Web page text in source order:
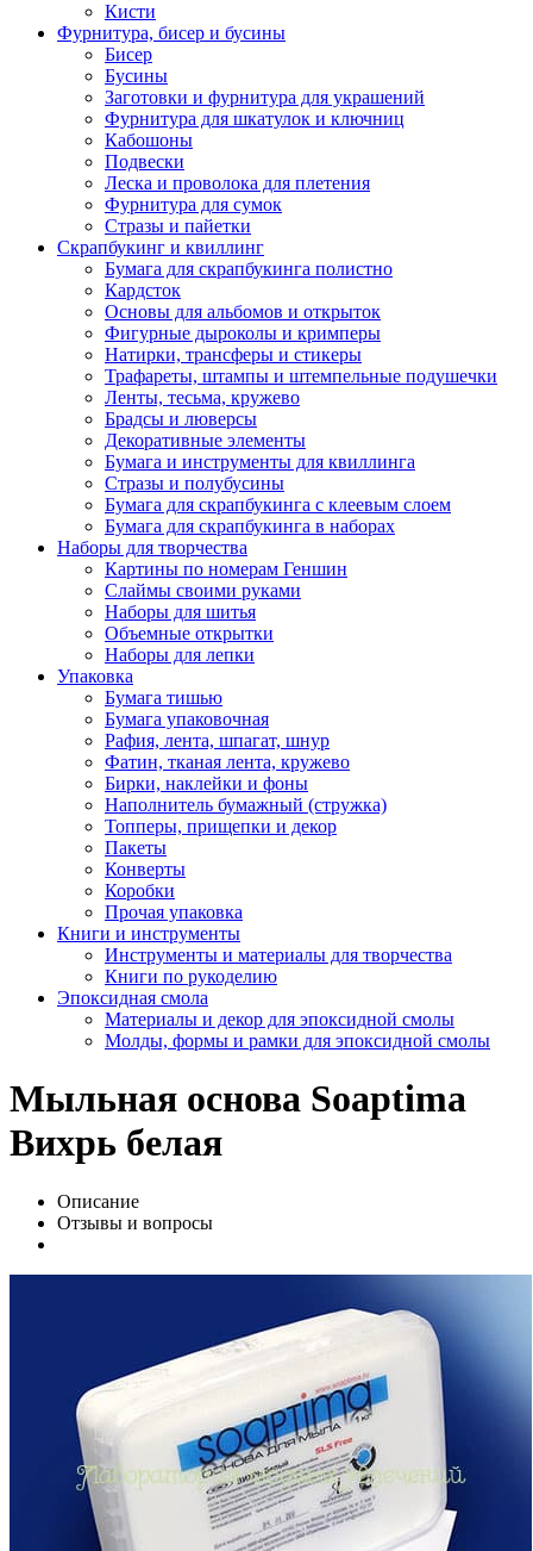
Кисти
Фурнитура, бисер и бусины
Бисер
Бусины
Заготовки и фурнитура для украшений
Фурнитура для шкатулок и ключниц
Кабошоны
Подвески
Леска и проволока для плетения
Фурнитура для сумок
Стразы и пайетки
Скрапбукинг и квиллинг
Бумага для скрапбукинга полистно
Кардсток
Основы для альбомов и открыток
Фигурные дыроколы и кримперы
Натирки, трансферы и стикеры
Трафареты, штампы и штемпельные подушечки
Ленты, тесьма, кружево
Брадсы и люверсы
Декоративные элементы
Бумага и инструменты для квиллинга
Стразы и полубусины
Бумага для скрапбукинга с клеевым слоем
Бумага для скрапбукинга в наборах
Наборы для творчества
Картины по номерам Геншин
Слаймы своими руками
Наборы для шитья
Объемные открытки
Наборы для лепки
Упаковка
Бумага тишью
Бумага упаковочная
Рафия, лента, шпагат, шнур
Фатин, тканая лента, кружево
Бирки, наклейки и фоны
Наполнитель бумажный (стружка)
Топперы, прищепки и декор
Пакеты
Конверты
Коробки
Прочая упаковка
Книги и инструменты
Инструменты и материалы для творчества
Книги по рукоделию
Эпоксидная смола
Материалы и декор для эпоксидной смолы
Молды, формы и рамки для эпоксидной смолы
Мыльная основа Soaptima
Вихрь белая
Описание
Отзывы и вопросы